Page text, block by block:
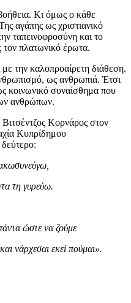
Κι όμως ο κάθε
αγάπης ως χριστιανικό
ταπεινοφροσύνη και το
τον πλατωνικό έρωτα.
την καλοπροαίρετη διάθεση.
ως ανθρωπιά. Έτσι
κοινωνικό συναίσθημα που
ανθρώπων.
Κορνάρος στον
Κυπρίδημου
τη γυρεύω.
ώστε να ζούμε
νάρχεσαι εκεί πούμαι».